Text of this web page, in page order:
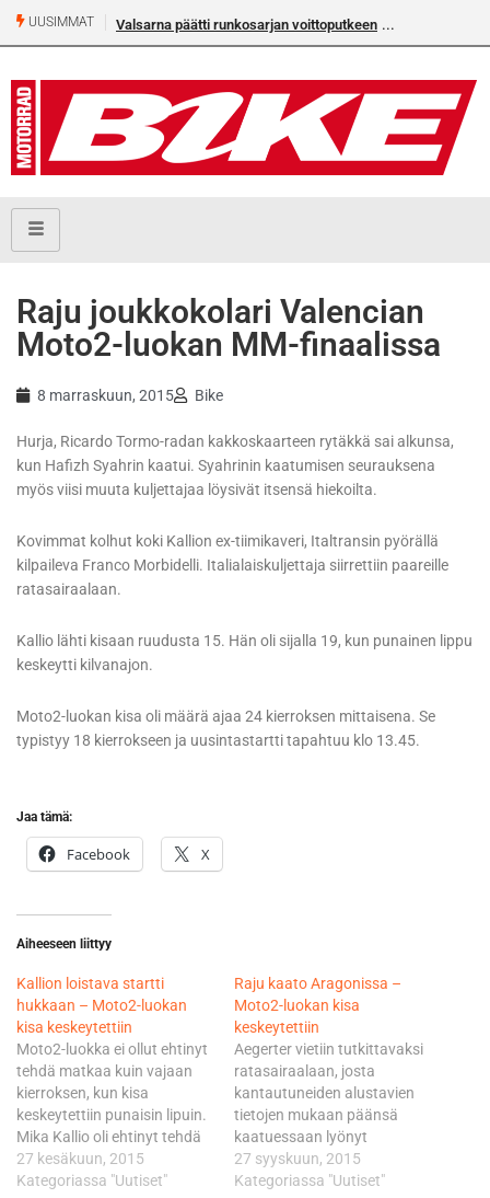
UUSIMMAT Valsarna päätti runkosarjan voittoputkeen
Raju joukkokolari Valencian
Moto2-luokan MM-finaalissa
8 marraskuun, 2015 Bike
Hurja, Ricardo Tormo-radan kakkoskaarteen rytäkkä sai alkunsa,
kun Hafizh Syahrin kaatui. Syahrinin kaatumisen seurauksena
myös viisi muuta kuljettajaa löysivät itsensä hiekoilta.
Kovimmat kolhut koki Kallion ex-tiimikaveri, Italtransin pyörällä
kilpaileva Franco Morbidelli. Italialaiskuljettaja siirrettiin paareille
ratasairaalaan.
Kallio lähti kisaan ruudusta 15. Hän oli sijalla 19, kun punainen lippu
keskeytti kilvanajon.
Moto2-luokan kisa oli määrä ajaa 24 kierroksen mittaisena. Se
typistyy 18 kierrokseen ja uusintastartti tapahtuu klo 13.45.
Jaa tämä:
Facebook X
Aiheeseen liittyy
Kallion loistava startti
hukkaan – Moto2-luokan
kisa keskeytettiin
Moto2-luokka ei ollut ehtinyt
tehdä matkaa kuin vajaan
kierroksen, kun kisa
keskeytettiin punaisin lipuin.
Mika Kallio oli ehtinyt tehdä
siinä vaiheessa ruudusta 15
upean nousun
27 kesäkuun, 2015
Kategoriassa "Uutiset"
Raju kaato Aragonissa –
Moto2-luokan kisa
keskeytettiin
Aegerter vietiin tutkittavaksi
ratasairaalaan, josta
kantautuneiden alustavien
tietojen mukaan päänsä
kaatuessaan lyönyt
kuljettaja on kunnossa.
Kilpailu oli määrä ajaa 21
27 syyskuun, 2015
Kategoriassa "Uutiset"